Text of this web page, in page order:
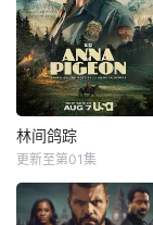
林间鸽踪
更新至第01集